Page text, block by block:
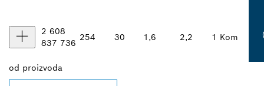
2 608
837 736
254 30 1,6 2,2 1 Kom
od proizvoda